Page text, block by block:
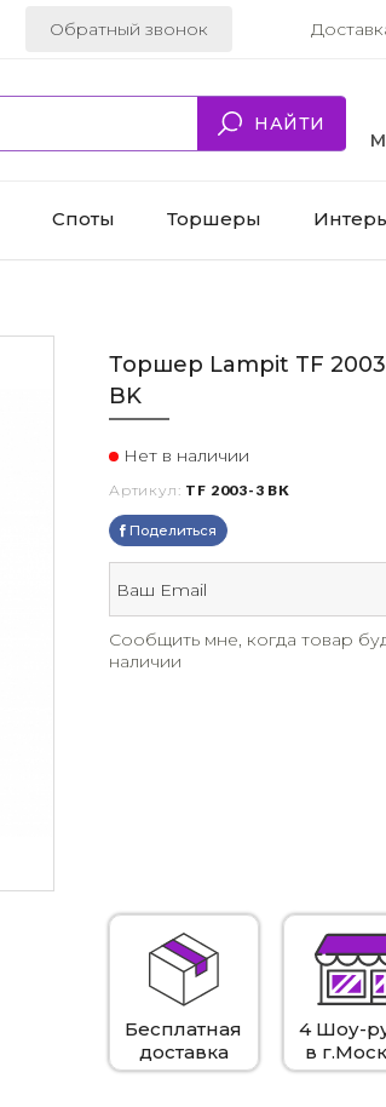
Обратный звонок
НАЙТИ
Споты Торшеры
Торшер Lampit TF
BK
Нет в наличии
Артикул: TF 2003-3 BK
Поделиться
Сообщить мне, когда товар
наличии
Бесплатная
доставка
4 Шоу-
в